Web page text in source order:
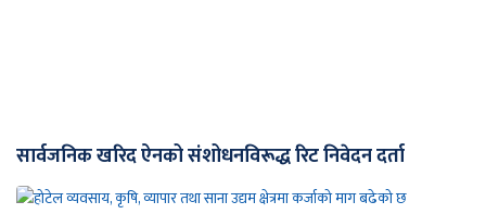
सार्वजनिक खरिद ऐनको संशोधनविरूद्ध रिट निवेदन दर्ता